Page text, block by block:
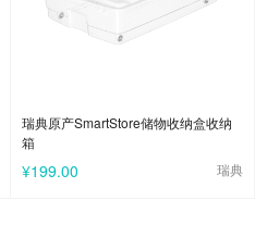
瑞典原产SmartStore储物收纳盒收纳
箱
¥199.00 瑞典